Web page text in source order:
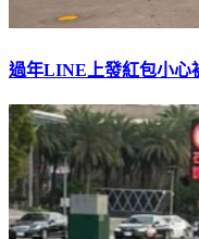
過年LINE上發紅包小